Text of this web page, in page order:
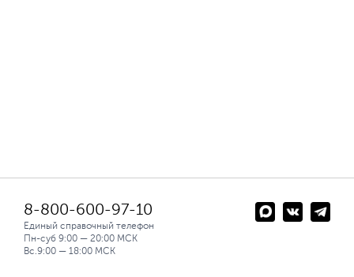
8-800-600-97-10
Единый справочный телефон
Пн-суб 9:00 — 20:00 МСК
Вс.9:00 — 18:00 МСК